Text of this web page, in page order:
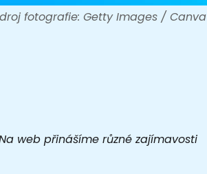
fotografie: Getty Images / Canva
web přinášíme různé zajímavosti